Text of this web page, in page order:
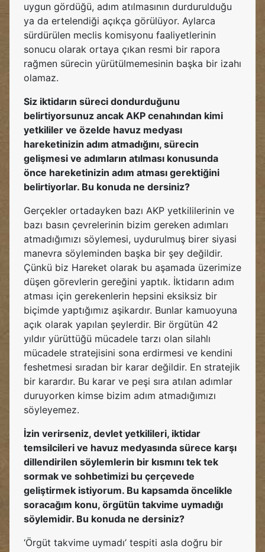
uygun gördüğü, adım atılmasının durdurulduğu
ya da ertelendiği açıkça görülüyor. Aylarca
sürdürülen meclis komisyonu faaliyetlerinin
sonucu olarak ortaya çıkan resmi bir rapora
rağmen sürecin yürütülmemesinin başka bir izahı
olamaz.
Siz iktidarın süreci dondurduğunu
belirtiyorsunuz ancak AKP cenahından kimi
yetkililer ve özelde havuz medyası
hareketinizin adım atmadığını, sürecin
gelişmesi ve adımların atılması konusunda
önce hareketinizin adım atması gerektiğini
belirtiyorlar. Bu konuda ne dersiniz?
Gerçekler ortadayken bazı AKP yetkililerinin ve
bazı basın çevrelerinin bizim gereken adımları
atmadığımızı söylemesi, uydurulmuş birer siyasi
manevra söyleminden başka bir şey değildir.
Çünkü biz Hareket olarak bu aşamada üzerimize
düşen görevlerin gereğini yaptık. İktidarın adım
atması için gerekenlerin hepsini eksiksiz bir
biçimde yaptığımız aşikardır. Bunlar kamuoyuna
açık olarak yapılan şeylerdir. Bir örgütün 42
yıldır yürüttüğü mücadele tarzı olan silahlı
mücadele stratejisini sona erdirmesi ve kendini
feshetmesi sıradan bir karar değildir. En stratejik
bir karardır. Bu karar ve peşi sıra atılan adımlar
duruyorken kimse bizim adım atmadığımızı
söyleyemez.
İzin verirseniz, devlet yetkilileri, iktidar
temsilcileri ve havuz medyasında sürece karşı
dillendirilen söylemlerin bir kısmını tek tek
sormak ve sohbetimizi bu çerçevede
geliştirmek istiyorum. Bu kapsamda öncelikle
soracağım konu, örgütün takvime uymadığı
söylemidir. Bu konuda ne dersiniz?
‘Örgüt takvime uymadı’ tespiti asla doğru bir